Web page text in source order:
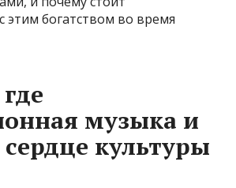
этим богатством во время
музыка и
культуры